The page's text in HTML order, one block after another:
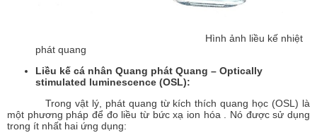
Hình ảnh liều kế nhiệt
phát quang
Liều kế cá nhân Quang phát Quang – Optically
stimulated luminescence (OSL):
Trong vật lý, phát quang từ kích thích quang học (OSL) là
một phương pháp để đo liều từ bức xạ ion hóa . Nó được sử dụng
trong ít nhất hai ứng dụng: